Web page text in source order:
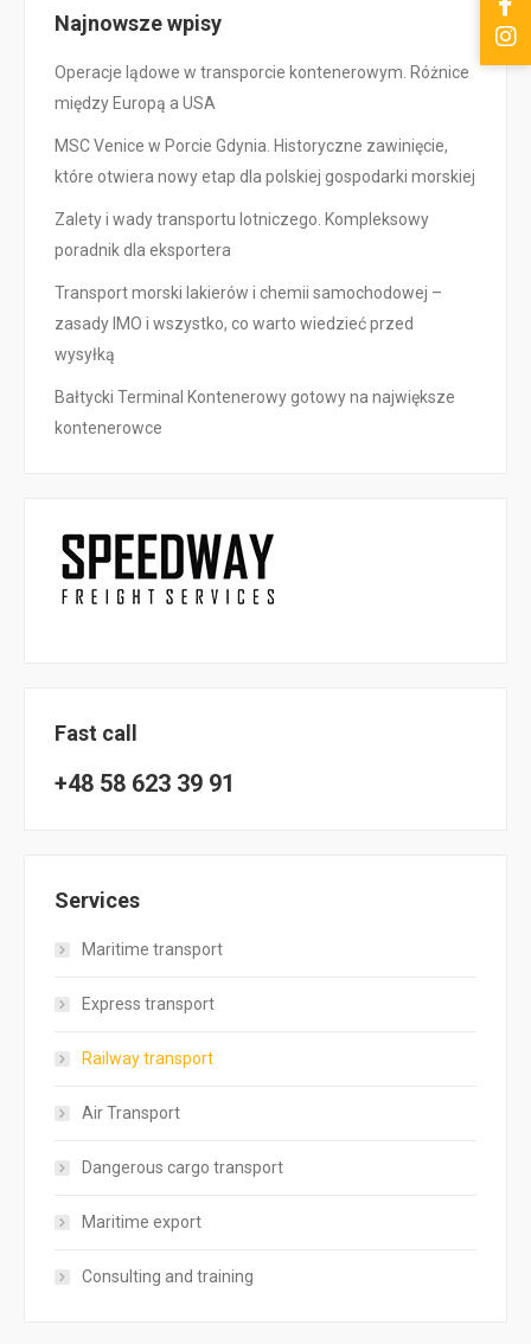
Najnowsze wpisy
Operacje lądowe w transporcie kontenerowym. Różnice
między Europą a USA
MSC Venice w Porcie Gdynia. Historyczne zawinięcie,
które otwiera nowy etap dla polskiej gospodarki morskiej
Zalety i wady transportu lotniczego. Kompleksowy
poradnik dla eksportera
Transport morski lakierów i chemii samochodowej –
zasady IMO i wszystko, co warto wiedzieć przed
wysyłką
Bałtycki Terminal Kontenerowy gotowy na największe
kontenerowce
Fast call
+48 58 623 39 91
Services
Maritime transport
Express transport
Railway transport
Air Transport
Dangerous cargo transport
Maritime export
Consulting and training